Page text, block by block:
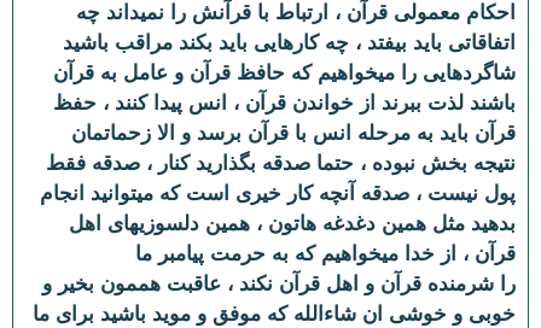
احکام معمولی قرآن ، ارتباط با قرآنش را نمیداند چه
اتفاقاتی باید بیفتد ، چه کارهایی باید بکند مراقب باشید
شاگردهایی را میخواهیم که حافظ قرآن و عامل به قرآن
باشند لذت ببرند از خواندن قرآن ، انس پیدا کنند ، حفظ
قرآن باید به مرحله انس با قرآن برسد و الا زحماتمان
نتیجه بخش نبوده ، حتما صدقه بگذارید کنار ، صدقه فقط
پول نیست ، صدقه آنچه کار خیری است که میتوانید انجام
بدهید مثل همین دغدغه هاتون ، همین دلسوزیهای اهل
قرآن ، از خدا میخواهیم که به حرمت پیامبر ما
را شرمنده قرآن و اهل قرآن نکند ، عاقبت هممون بخیر و
خوبی و خوشی ان شاءالله که موفق و موید باشید برای ما